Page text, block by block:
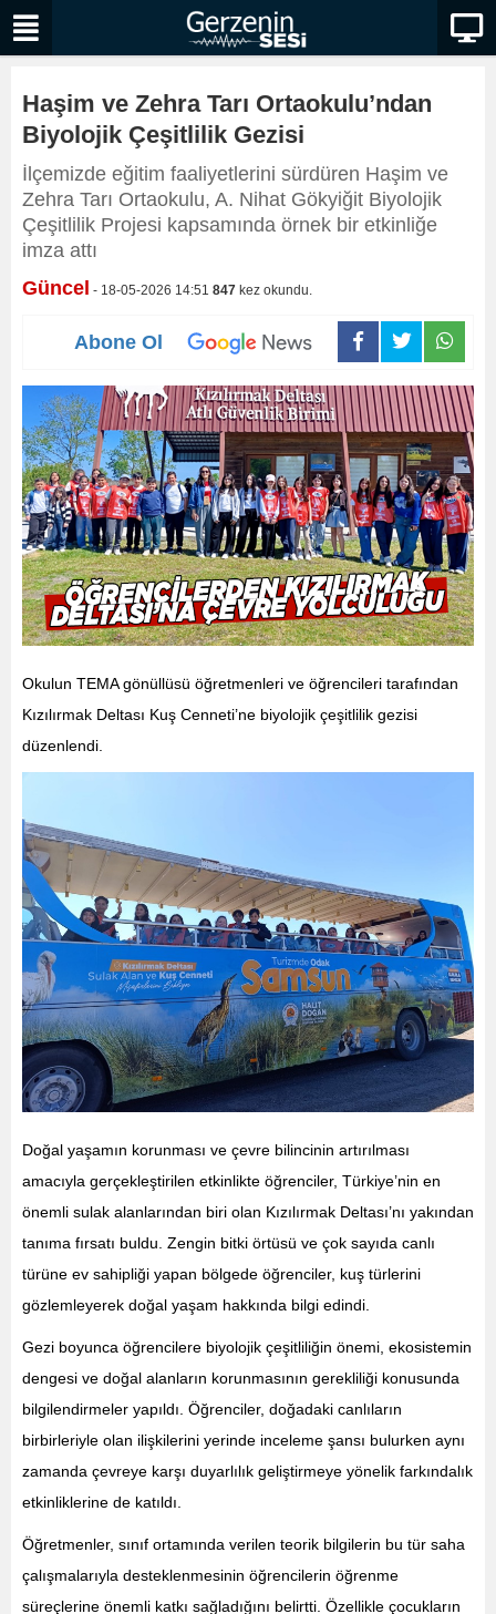
Haşim ve Zehra Tarı Ortaokulu’ndan
Biyolojik Çeşitlilik Gezisi
İlçemizde eğitim faaliyetlerini sürdüren Haşim ve
Zehra Tarı Ortaokulu, A. Nihat Gökyiğit Biyolojik
Çeşitlilik Projesi kapsamında örnek bir etkinliğe
imza attı
Güncel - 18-05-2026 14:51 847 kez okundu.
Abone Ol
Okulun TEMA gönüllüsü öğretmenleri ve öğrencileri tarafından
Kızılırmak Deltası Kuş Cenneti’ne biyolojik çeşitlilik gezisi
düzenlendi.
Doğal yaşamın korunması ve çevre bilincinin artırılması
amacıyla gerçekleştirilen etkinlikte öğrenciler, Türkiye’nin en
önemli sulak alanlarından biri olan Kızılırmak Deltası’nı yakından
tanıma fırsatı buldu. Zengin bitki örtüsü ve çok sayıda canlı
türüne ev sahipliği yapan bölgede öğrenciler, kuş türlerini
gözlemleyerek doğal yaşam hakkında bilgi edindi.
Gezi boyunca öğrencilere biyolojik çeşitliliğin önemi, ekosistemin
dengesi ve doğal alanların korunmasının gerekliliği konusunda
bilgilendirmeler yapıldı. Öğrenciler, doğadaki canlıların
birbirleriyle olan ilişkilerini yerinde inceleme şansı bulurken aynı
zamanda çevreye karşı duyarlılık geliştirmeye yönelik farkındalık
etkinliklerine de katıldı.
Öğretmenler, sınıf ortamında verilen teorik bilgilerin bu tür saha
çalışmalarıyla desteklenmesinin öğrencilerin öğrenme
süreçlerine önemli katkı sağladığını belirtti. Özellikle çocukların